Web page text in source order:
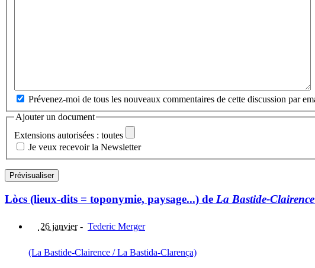
Prévenez-moi de tous les nouveaux commentaires de cette discussion par
Ajouter un document
Extensions autorisées : toutes
Je veux recevoir la Newsletter
Lòcs (lieux-dits = toponymie, paysage...) de La Bastide-
26 janvier- Tederic Merger
(La Bastide-Clairence / La Bastida-Clarença)